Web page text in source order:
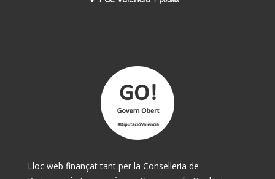
Lloc web finançat tant per la Conselleria de